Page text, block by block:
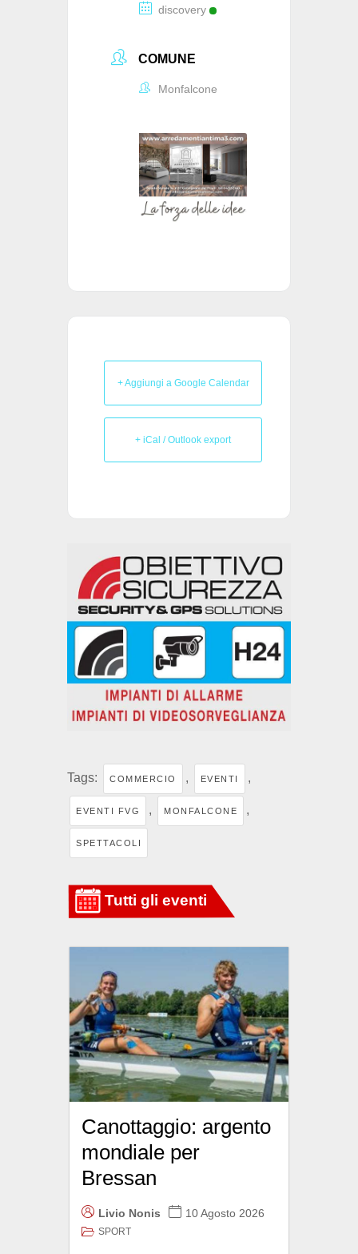
discovery
COMUNE
Monfalcone
+ Aggiungi a Google Calendar
+ iCal / Outlook export
Tags: COMMERCIO , EVENTI ,
EVENTI FVG , MONFALCONE ,
SPETTACOLI
Canottaggio: argento
mondiale per
Bressan
Livio Nonis 10 Agosto 2026
SPORT